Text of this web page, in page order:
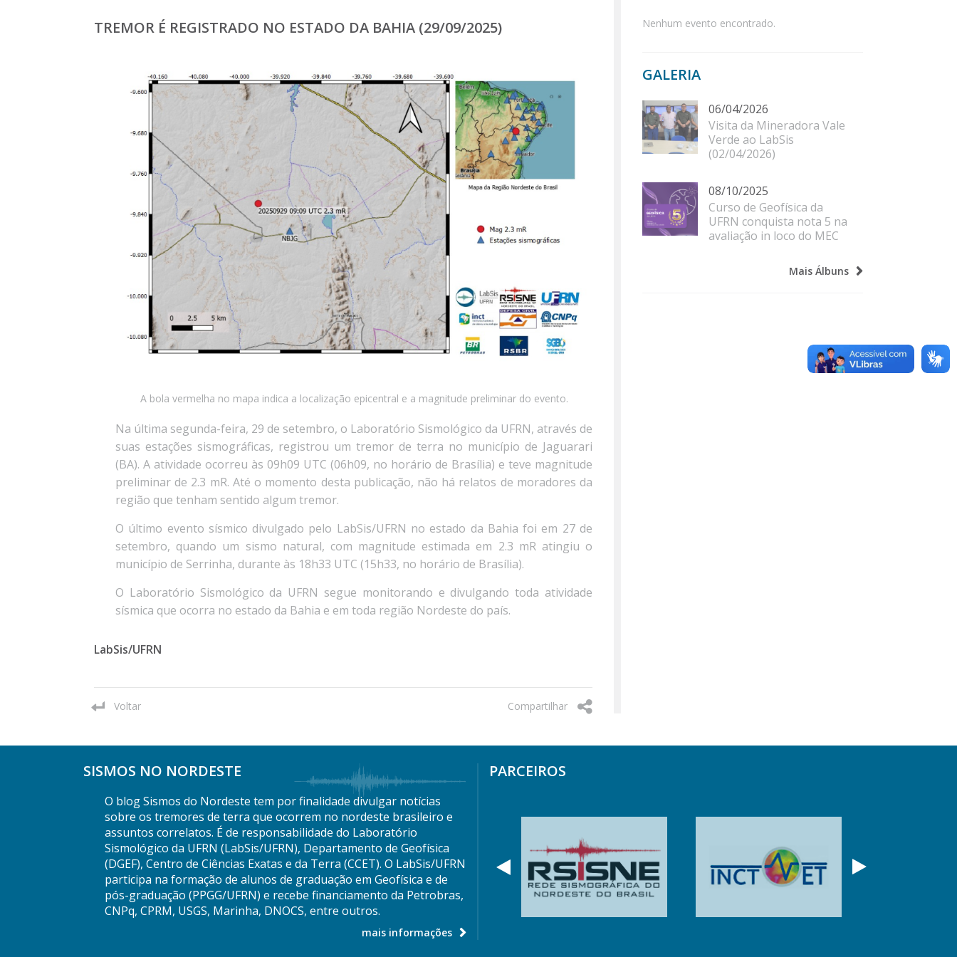
TREMOR É REGISTRADO NO ESTADO DA BAHIA (29/09/2025)
A bola vermelha no mapa indica a localização epicentral e a magnitude preliminar do evento.
Na última segunda-feira, 29 de setembro, o Laboratório Sismológico da UFRN, através de
suas estações sismográficas, registrou um tremor de terra no município de Jaguarari
(BA). A atividade ocorreu às 09h09 UTC (06h09, no horário de Brasília) e teve magnitude
preliminar de 2.3 mR. Até o momento desta publicação, não há relatos de moradores da
região que tenham sentido algum tremor.
O último evento sísmico divulgado pelo LabSis/UFRN no estado da Bahia foi em 27 de
setembro, quando um sismo natural, com magnitude estimada em 2.3 mR atingiu o
município de Serrinha, durante às 18h33 UTC (15h33, no horário de Brasília).
O Laboratório Sismológico da UFRN segue monitorando e divulgando toda atividade
sísmica que ocorra no estado da Bahia e em toda região Nordeste do país.
LabSis/UFRN
Voltar Compartilhar
Nenhum evento encontrado.
GALERIA
06/04/2026
Visita da Mineradora Vale
Verde ao LabSis
(02/04/2026)
08/10/2025
Curso de Geofísica da
UFRN conquista nota 5 na
avaliação in loco do MEC
Mais Álbuns
SISMOS NO NORDESTE
O blog Sismos do Nordeste tem por finalidade divulgar notícias
sobre os tremores de terra que ocorrem no nordeste brasileiro e
assuntos correlatos. É de responsabilidade do Laboratório
Sismológico da UFRN (LabSis/UFRN), Departamento de Geofísica
(DGEF), Centro de Ciências Exatas e da Terra (CCET). O LabSis/UFRN
participa na formação de alunos de graduação em Geofísica e de
pós-graduação (PPGG/UFRN) e recebe financiamento da Petrobras,
CNPq, CPRM, USGS, Marinha, DNOCS, entre outros.
mais informações
PARCEIROS
Anterior Próximo